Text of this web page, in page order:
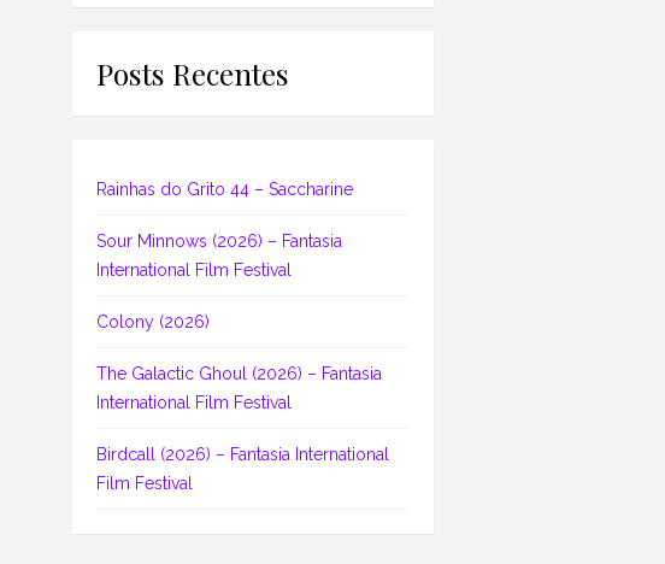
Posts Recentes
Rainhas do Grito 44 – Saccharine
Sour Minnows (2026) – Fantasia
International Film Festival
Colony (2026)
The Galactic Ghoul (2026) – Fantasia
International Film Festival
Birdcall (2026) – Fantasia International
Film Festival